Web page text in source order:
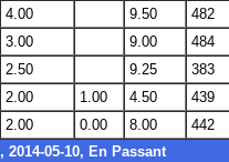
4.00 9.50
482
3.00 9.00
484
2.50 9.25
383
2.00 1.00 4.50
439
2.00 0.00 8.00
442
, 2014-05-10, En Passant